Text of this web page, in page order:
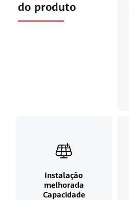
do produto
Instalação
melhorada
Capacidade